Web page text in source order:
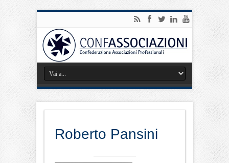
Roberto Pansini